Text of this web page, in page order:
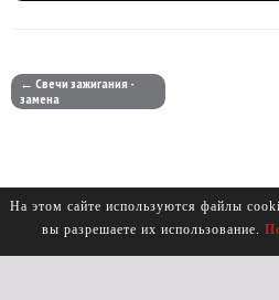
← Свечи зажигания -
замена
На этом сайте используются файлы
вы разрешаете их использование.